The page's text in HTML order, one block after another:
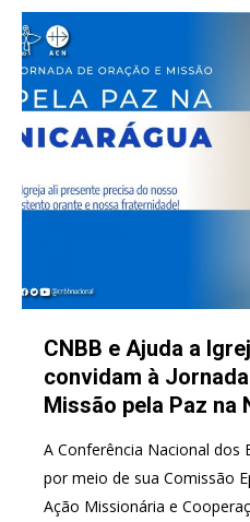
CNBB e Ajuda a
convidam à
Missão pela Paz na
A Conferência Nacional dos
por meio de sua Comissão
Ação Missionária e